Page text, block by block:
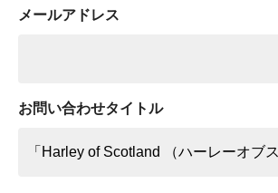
メールアドレス
お問い合わせタイトル